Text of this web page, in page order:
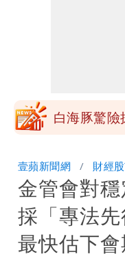
「終於能
白海豚颱
砸重金再買
白海豚驚
「終於能
白海豚颱風
變強」 路
壹蘋新聞網 財經
金管會對
採「專法
最快估下